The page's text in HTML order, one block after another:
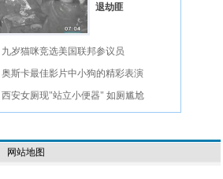
退劫匪
九岁猫咪竞选美国联邦参议员
奥斯卡最佳影片中小狗的精彩表演
西安女厕现"站立小便器" 如厕尴尬
网站地图